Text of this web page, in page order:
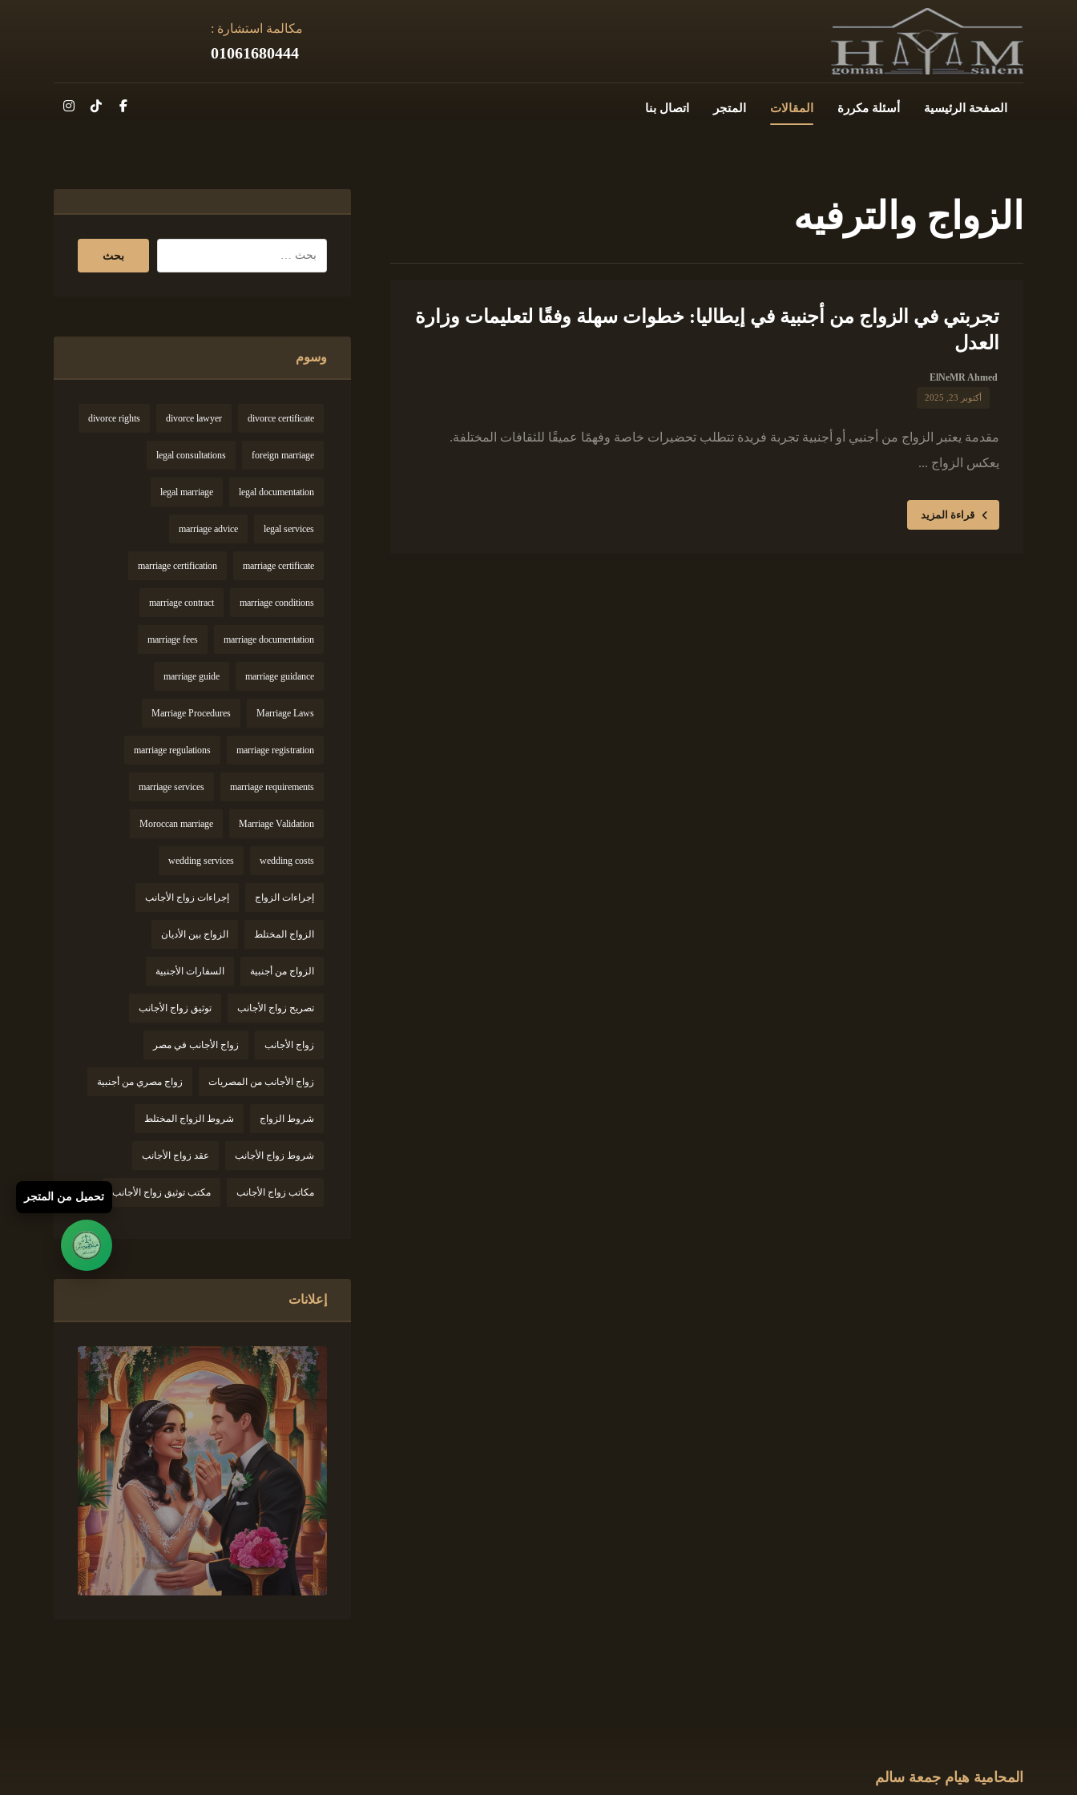
مكالمة استشارة :
01061680444
الصفحة الرئيسية أسئلة مكررة المقالات المتجر اتصال بنا
الزواج والترفيه
تجربتي في الزواج من أجنبية في إيطاليا: خطوات سهلة وفقًا لتعليمات وزارة
العدل
ElNeMR Ahmed
أكتوبر 23, 2025
مقدمة يعتبر الزواج من أجنبي أو أجنبية تجربة فريدة تتطلب تحضيرات خاصة وفهمًا عميقًا للثقافات المختلفة.
يعكس الزواج ...
قراءة المزيد
وسوم
divorce certificate
divorce lawyer
divorce rights
foreign marriage
legal consultations
legal documentation
legal marriage
legal services
marriage advice
marriage certificate
marriage certification
marriage conditions
marriage contract
marriage documentation
marriage fees
marriage guidance
marriage guide
Marriage Laws
Marriage Procedures
marriage registration
marriage regulations
marriage requirements
marriage services
Marriage Validation
Moroccan marriage
wedding costs
wedding services
إجراءات الزواج إجراءات زواج الأجانب
الزواج المختلط الزواج بين الأديان
الزواج من أجنبية السفارات الأجنبية
تصريح زواج الأجانب توثيق زواج الأجانب
زواج الأجانب زواج الأجانب في مصر
زواج الأجانب من المصريات زواج مصري من أجنبية
شروط الزواج شروط الزواج المختلط
شروط زواج الأجانب عقد زواج الأجانب
مكاتب زواج الأجانب مكتب توثيق زواج الأجانب
إعلانات
المحامية هيام جمعة سالم
تحميل من المتجر